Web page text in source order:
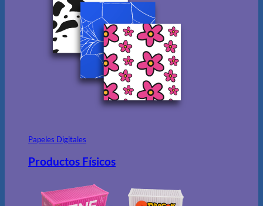
Papeles Digitales
Productos Físicos